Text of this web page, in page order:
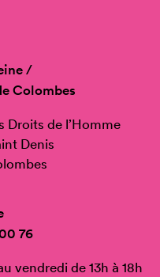
/
Colombes
Droits de l’Homme
Denis
76
vendredi de 13h à 18h